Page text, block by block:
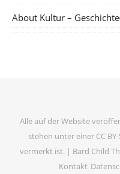
About Kultur –
Alle auf der Website
stehen unter einer CC
vermerkt ist. | Bard Child
Kontakt